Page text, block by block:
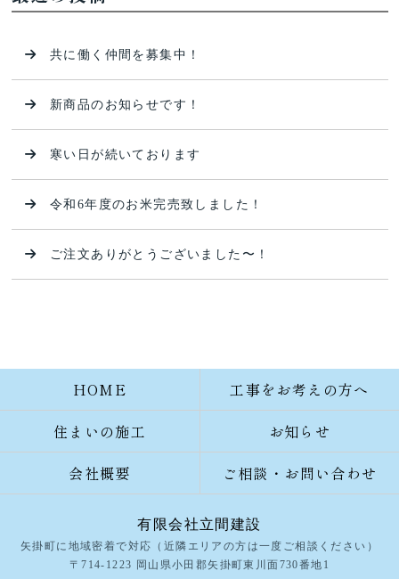
共に働く仲間を募集中！
新商品のお知らせです！
寒い日が続いております
令和6年度のお米完売致しました！
ご注文ありがとうございました〜！
HOME
工事をお考えの方へ
住まいの施工
お知らせ
会社概要
ご相談・お問い合わせ
有限会社立間建設
矢掛町に地域密着で対応（近隣エリアの方は一度ご相談ください）
〒714-1223 岡山県小田郡矢掛町東川面730番地1